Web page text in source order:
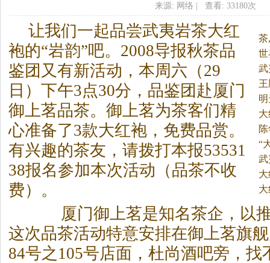
来源: 网络 | 查看: 33180次
茶
武
升
“
让我们一起品尝武夷岩茶大红
袍的“岩韵”吧。 2008导报秋茶品
鉴团又有新活动，本周六（29
日）下午3点30分，品鉴团赴厦门
御上茗品茶。御上茗为茶客们精
心准备了3款大红袍，免费品赏。
有兴趣的茶友，请拨打本报53531
38报名参加本次活动（品茶不收
费）。
厦门御上茗是知名茶企，以
这次品茶活动特意安排在御上茗旗
84号之105号店面，杜尚酒吧旁，找